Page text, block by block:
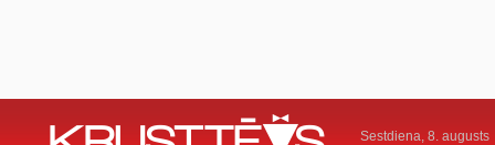
Sestdiena, 8. augusts